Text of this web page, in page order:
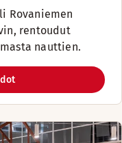
Rovaniemen
rentoudut
nauttien.